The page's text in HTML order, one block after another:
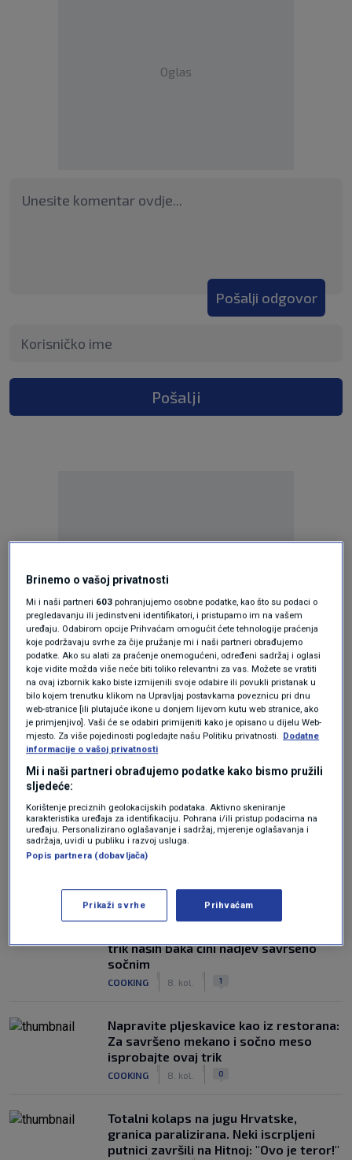
Oglas
Pošalji odgovor
Pošalji
Oglas
NAJČITANIJE
trik naših baka čini nadjev savršeno
sočnim
COOKING 8. kol. 1
Napravite pljeskavice kao iz restorana:
Za savršeno mekano i sočno meso
isprobajte ovaj trik
COOKING 8. kol. 0
Totalni kolaps na jugu Hrvatske,
granica paralizirana. Neki iscrpljeni
putnici završili na Hitnoj: "Ovo je teror!"
Brinemo o vašoj privatnosti
Mi i naši partneri 603 pohranjujemo osobne podatke, kao što su podaci o
pregledavanju ili jedinstveni identifikatori, i pristupamo im na vašem
uređaju. Odabirom opcije Prihvaćam omogućit ćete tehnologije praćenja
koje podržavaju svrhe za čije pružanje mi i naši partneri obrađujemo
podatke. Ako su alati za praćenje onemogućeni, određeni sadržaj i oglasi
koje vidite možda više neće biti toliko relevantni za vas. Možete se vratiti
na ovaj izbornik kako biste izmijenili svoje odabire ili povukli pristanak u
bilo kojem trenutku klikom na Upravljaj postavkama poveznicu pri dnu
web-stranice [ili plutajuće ikone u donjem lijevom kutu web stranice, ako
je primjenjivo]. Vaši će se odabiri primijeniti kako je opisano u dijelu Web-
mjesto. Za više pojedinosti pogledajte našu Politiku privatnosti.
Dodatne
informacije o vašoj privatnosti
Mi i naši partneri obrađujemo podatke kako bismo pružili
sljedeće:
Korištenje preciznih geolokacijskih podataka. Aktivno skeniranje
karakteristika uređaja za identifikaciju. Pohrana i/ili pristup podacima na
uređaju. Personalizirano oglašavanje i sadržaj, mjerenje oglašavanja i
sadržaja, uvidi u publiku i razvoj usluga.
Popis partnera (dobavljača)
Prikaži svrhe Prihvaćam